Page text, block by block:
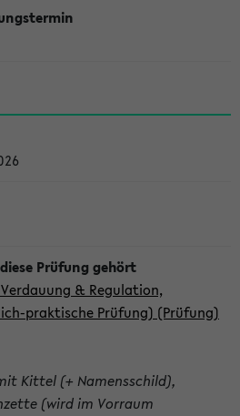
& Regulation,
praktische Prüfung) (Prüfung)
Kittel (+ Namensschild),
(wird im Vorraum